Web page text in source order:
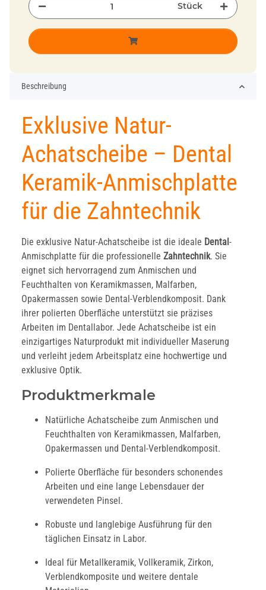
Stück
Beschreibung
Exklusive Natur-
Achatscheibe – Dental
Keramik-Anmischplatte
für die Zahntechnik
Die exklusive Natur-Achatscheibe ist die ideale Dental -
Anmischplatte für die professionelle Zahntechnik. Sie
eignet sich hervorragend zum Anmischen und
Feuchthalten von Keramikmassen, Malfarben,
Opakermassen sowie Dental-Verblendkomposit. Dank
ihrer polierten Oberfläche unterstützt sie präzises
Arbeiten im Dentallabor. Jede Achatscheibe ist ein
einzigartiges Naturprodukt mit individueller Maserung
und verleiht jedem Arbeitsplatz eine hochwertige und
exklusive Optik.
Produktmerkmale
Natürliche Achatscheibe zum Anmischen und
Feuchthalten von Keramikmassen, Malfarben,
Opakermassen und Dental-Verblendkomposit.
Polierte Oberfläche für besonders schonendes
Arbeiten und eine lange Lebensdauer der
verwendeten Pinsel.
Robuste und langlebige Ausführung für den
täglichen Einsatz in Labor.
Ideal für Metallkeramik, Vollkeramik, Zirkon,
Verblendkomposite und weitere dentale